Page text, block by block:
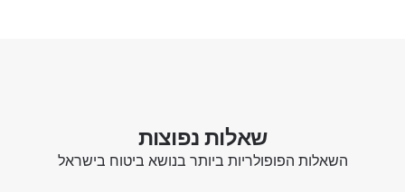
שאלות נפוצות
השאלות הפופולריות ביותר בנושא ביטוח בישראל